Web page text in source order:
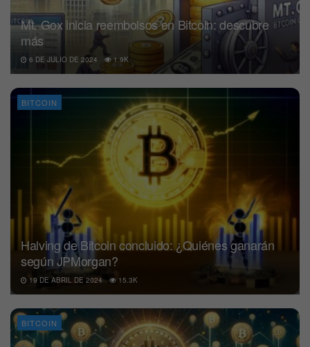
Mt. Gox inicia reembolsos en Bitcoin: descubre
más
6 DE JULIO DE 2024 1.9K
BITCOIN
Halving de Bitcoin concluido: ¿Quiénes ganarán
según JPMorgan?
19 DE ABRIL DE 2024 15.3K
BITCOIN